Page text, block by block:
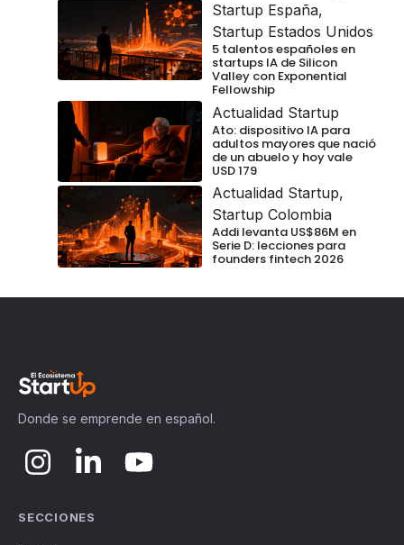
Startup España,
Startup Estados Unidos
5 talentos españoles en
startups IA de Silicon
Valley con Exponential
Fellowship
Actualidad Startup
Ato: dispositivo IA para
adultos mayores que nació
de un abuelo y hoy vale
USD 179
Actualidad Startup,
Startup Colombia
Addi levanta US$86M en
Serie D: lecciones para
founders fintech 2026
Donde se emprende en español.
SECCIONES